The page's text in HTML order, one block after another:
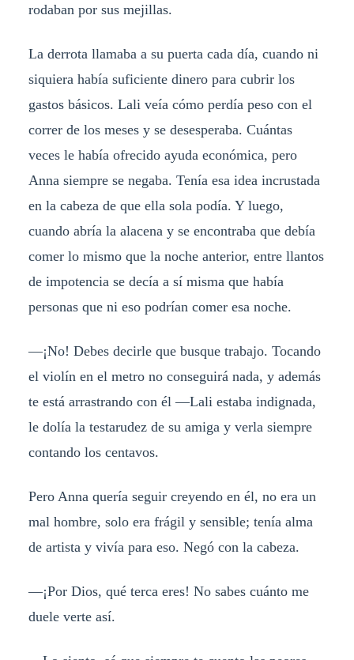
rodaban por sus mejillas.
La derrota llamaba a su puerta cada día, cuando ni
siquiera había suficiente dinero para cubrir los
gastos básicos. Lali veía cómo perdía peso con el
correr de los meses y se desesperaba. Cuántas
veces le había ofrecido ayuda económica, pero
Anna siempre se negaba. Tenía esa idea incrustada
en la cabeza de que ella sola podía. Y luego,
cuando abría la alacena y se encontraba que debía
comer lo mismo que la noche anterior, entre llantos
de impotencia se decía a sí misma que había
personas que ni eso podrían comer esa noche.
—¡No! Debes decirle que busque trabajo. Tocando
el violín en el metro no conseguirá nada, y además
te está arrastrando con él —Lali estaba indignada,
le dolía la testarudez de su amiga y verla siempre
contando los centavos.
Pero Anna quería seguir creyendo en él, no era un
mal hombre, solo era frágil y sensible; tenía alma
de artista y vivía para eso. Negó con la cabeza.
—¡Por Dios, qué terca eres! No sabes cuánto me
duele verte así.